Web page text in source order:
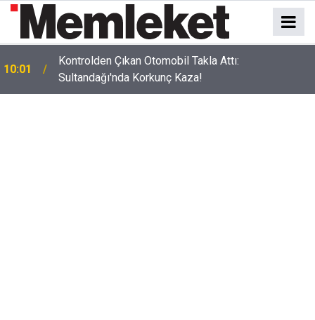
09:55 İpek Yolu Koridoru Canlandı Türkiye Rekor Kırdı